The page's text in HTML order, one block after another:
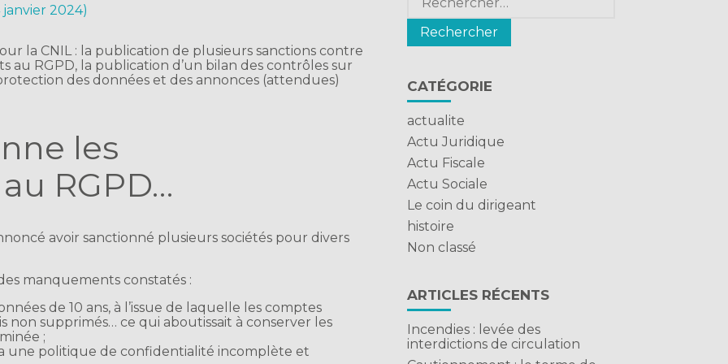
2024)
la CNIL : la publication de plusieurs sanctions contre
au RGPD, la publication d’un bilan des contrôles sur
des données et des annonces (attendues)
les
RGPD…
avoir sanctionné plusieurs sociétés pour divers
manquements constatés :
de 10 ans, à l’issue de laquelle les comptes
non supprimés… ce qui aboutissait à conserver les
;
une politique de confidentialité incomplète et
CATÉGORIE
actualite
Actu Juridique
Actu Fiscale
Actu Sociale
Le coin du dirigeant
histoire
Non classé
ARTICLES RÉCENTS
Incendies : levée des
interdictions de circulation